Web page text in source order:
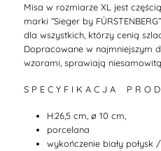
Misa w rozmiarze XL jest
marki “Sieger by FÜRSTENBERG”
dla wszystkich, którzy cenią
Dopracowane w najmniejszym
wzorami, sprawiają
S P E C Y F I K A C J A P R O
H:26,5 cm, ø 10 cm,
porcelana
wykończenie biały połysk